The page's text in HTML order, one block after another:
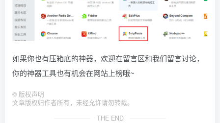
如果你也有压箱底的神器，欢迎在留言区和我们留言讨论，
你的神器工具也有机会在网站上榜哦~
© 版权声明
文章版权归作者所有，未经允许请勿转载。
THE END